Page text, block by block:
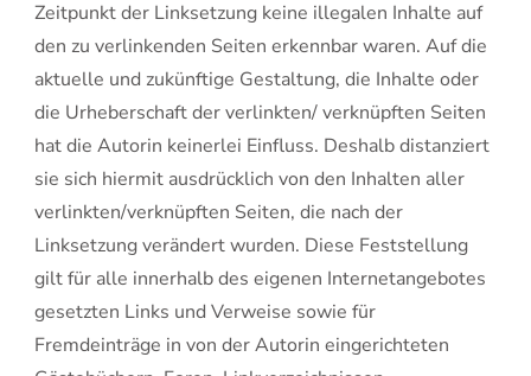
Zeitpunkt der Linksetzung keine illegalen Inhalte auf
den zu verlinkenden Seiten erkennbar waren. Auf die
aktuelle und zukünftige Gestaltung, die Inhalte oder
die Urheberschaft der verlinkten/ verknüpften Seiten
hat die Autorin keinerlei Einfluss. Deshalb distanziert
sie sich hiermit ausdrücklich von den Inhalten aller
verlinkten/verknüpften Seiten, die nach der
Linksetzung verändert wurden. Diese Feststellung
gilt für alle innerhalb des eigenen Internetangebotes
gesetzten Links und Verweise sowie für
Fremdeinträge in von der Autorin eingerichteten